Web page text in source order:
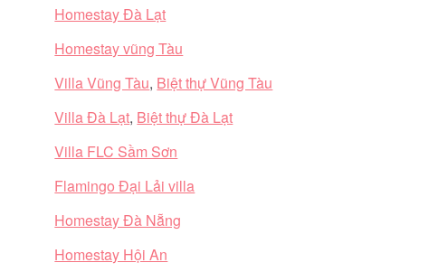
Homestay Đà Lạt
Homestay vũng Tàu
Villa Vũng Tàu, Biệt thự Vũng Tàu
Villa Đà Lạt, Biệt thự Đà Lạt
Villa FLC Sầm Sơn
Flamingo Đại Lải villa
Homestay Đà Nẵng
Homestay Hội An